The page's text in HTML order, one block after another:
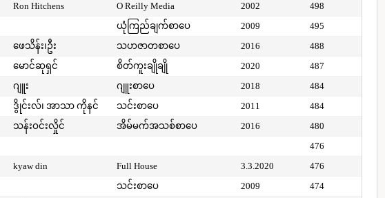
Ron Hitchens O Reilly Media 2002
498
ယုံကြည်ချက်စာပေ 2009
495
ဖေသိန်း၊ဦး သဟဇာတစာပေ 2016
488
မောင်ဆုရှင် စိတ်ကူးချိုချို 2020
487
ဂျူး ဂျူးစာပေ 2018
484
ဒွိုင်းလ်၊ အာသာ ကိုနင် သင်းစာပေ 2011
484
သန်းဝင်းလှိုင် အိမ်မက်အသစ်စာပေ 2016
480
476
kyaw din Full House 3.3.2020
476
သင်းစာပေ 2009
474